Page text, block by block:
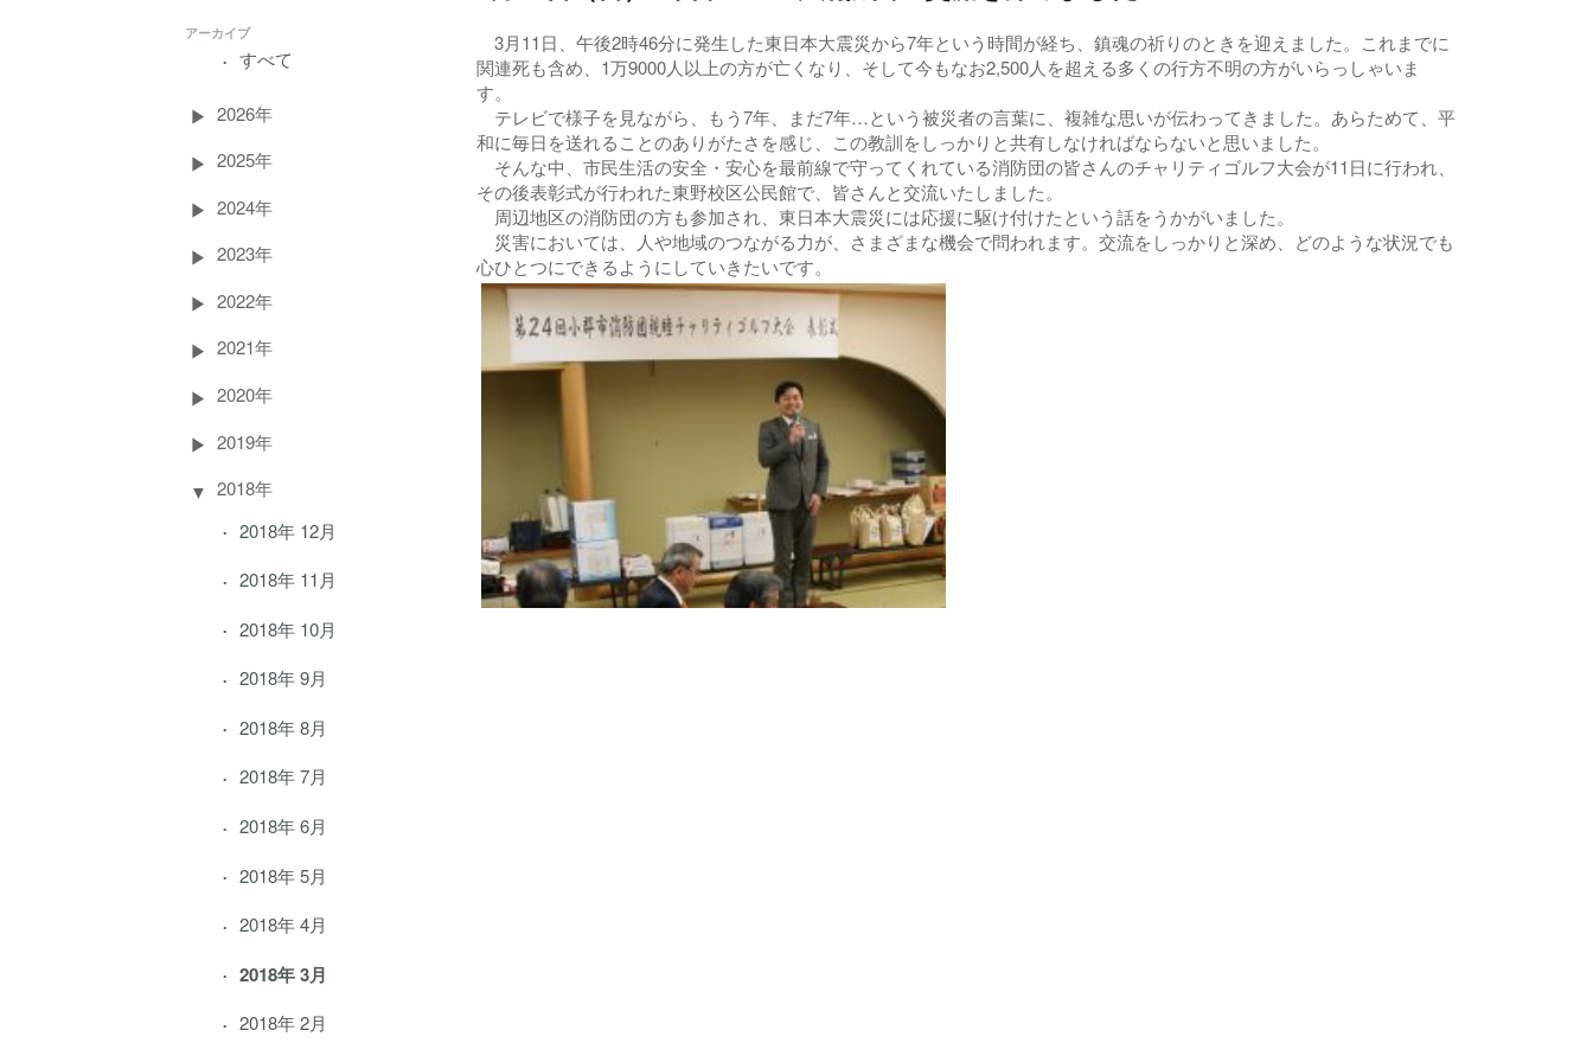
アーカイブ
すべて
2026年
2025年
2024年
2023年
2022年
2021年
2020年
2019年
2018年
2018年 12月
2018年 11月
2018年 10月
2018年 9月
2018年 8月
2018年 7月
2018年 6月
2018年 5月
2018年 4月
2018年 3月
2018年 2月
3月11日、午後2時46分に発生した東日本大震災から7年という時間が経ち、鎮魂の祈りのときを迎えました。これまでに
関連死も含め、1万9000人以上の方が亡くなり、そして今もなお2,500人を超える多くの行方不明の方がいらっしゃいま
す。
テレビで様子を見ながら、もう7年、まだ7年…という被災者の言葉に、複雑な思いが伝わってきました。あらためて、平
和に毎日を送れることのありがたさを感じ、この教訓をしっかりと共有しなければならないと思いました。
そんな中、市民生活の安全・安心を最前線で守ってくれている消防団の皆さんのチャリティゴルフ大会が11日に行われ、
その後表彰式が行われた東野校区公民館で、皆さんと交流いたしました。
周辺地区の消防団の方も参加され、東日本大震災には応援に駆け付けたという話をうかがいました。
災害においては、人や地域のつながる力が、さまざまな機会で問われます。交流をしっかりと深め、どのような状況でも
心ひとつにできるようにしていきたいです。